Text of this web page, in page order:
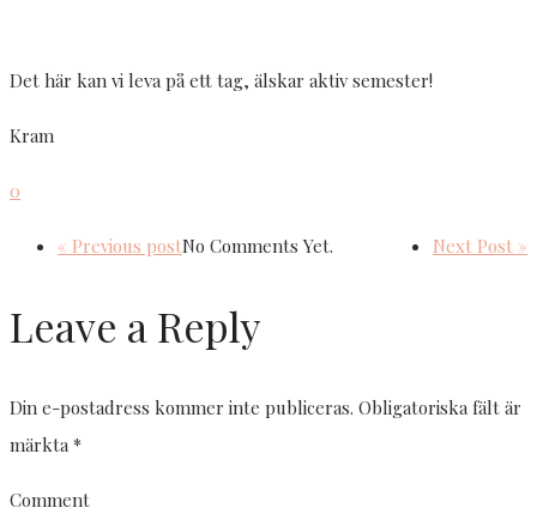
Det här kan vi leva på ett tag, älskar aktiv semester!
Kram
0
« Previous post Next Post »
No Comments Yet.
Leave a Reply
Din e-postadress kommer inte publiceras. Obligatoriska fält är
märkta*
Comment